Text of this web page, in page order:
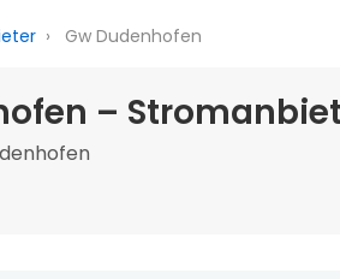
› Gw Dudenhofen
–